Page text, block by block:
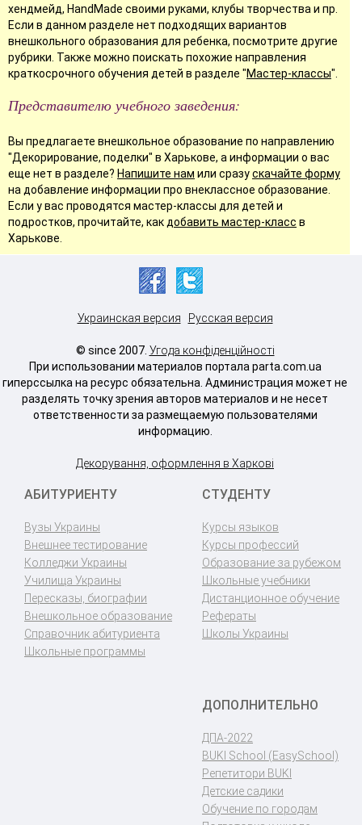
хендмейд, HandMade своими руками, клубы творчества и пр.
Если в данном разделе нет подходящих вариантов
внешкольного образования для ребенка, посмотрите другие
рубрики. Также можно поискать похожие направления
краткосрочного обучения детей в разделе "Мастер-классы".
Представителю учебного заведения:
Вы предлагаете внешкольное образование по направлению
"Декорирование, поделки" в Харькове, а информации о вас
еще нет в разделе? Напишите нам или сразускачайте форму
на добавление информации про внеклассное образование.
Если у вас проводятся мастер-классы для детей и
подростков, прочитайте, как добавить мастер-класс в
Харькове.
Украинская версия Русская версия
© since 2007. Угода конфіденційності
При использовании материалов портала parta.com.ua
гиперссылка на ресурс обязательна. Администрация может не
разделять точку зрения авторов материалов и не несет
ответственности за размещаемую пользователями
информацию.
Декорування, оформлення в Харкові
АБИТУРИЕНТУ
Вузы Украины
Внешнее тестирование
Колледжи Украины
Училища Украины
Пересказы, биографии
Внешкольное образование
Справочник абитуриента
Школьные программы
СТУДЕНТУ
Курсы языков
Курсы профессий
Образование за рубежом
Школьные учебники
Дистанционное обучение
Рефераты
Школы Украины
ДОПОЛНИТЕЛЬНО
ДПА-2022
BUKI School (EasySchool)
Репетитори BUKI
Детские садики
Обучение по городам